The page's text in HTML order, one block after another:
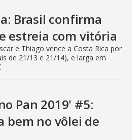
Brasil confirma
estreia com vitória
e Thiago vence a Costa Rica por
de 21/13 e 21/14), e larga em
Pan 2019' #5:
bem no vôlei de